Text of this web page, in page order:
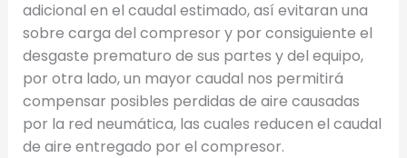
adicional en el caudal estimado, así evitaran una
sobre carga del compresor y por consiguiente el
desgaste prematuro de sus partes y del equipo,
por otra lado, un mayor caudal nos permitirá
compensar posibles perdidas de aire causadas
por la red neumática, las cuales reducen el caudal
de aire entregado por el compresor.